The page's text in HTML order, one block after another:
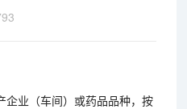
企业（车间）或药品品种，按